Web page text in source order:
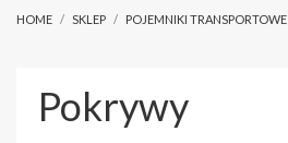
HOME SKLEP POJEMNIKI TRANSPORTOWE
Pokrywy